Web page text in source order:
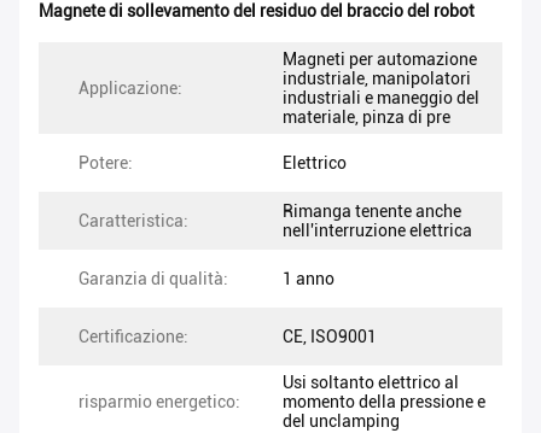
Magnete di sollevamento del residuo del braccio del robot
Applicazione:
Magneti per automazione
industriale, manipolatori
industriali e maneggio del
materiale, pinza di pre
Potere: Elettrico
Caratteristica:
Rimanga tenente anche
nell'interruzione elettrica
Garanzia di qualità: 1 anno
Certificazione: CE, ISO9001
risparmio energetico:
Usi soltanto elettrico al
momento della pressione e
del unclamping